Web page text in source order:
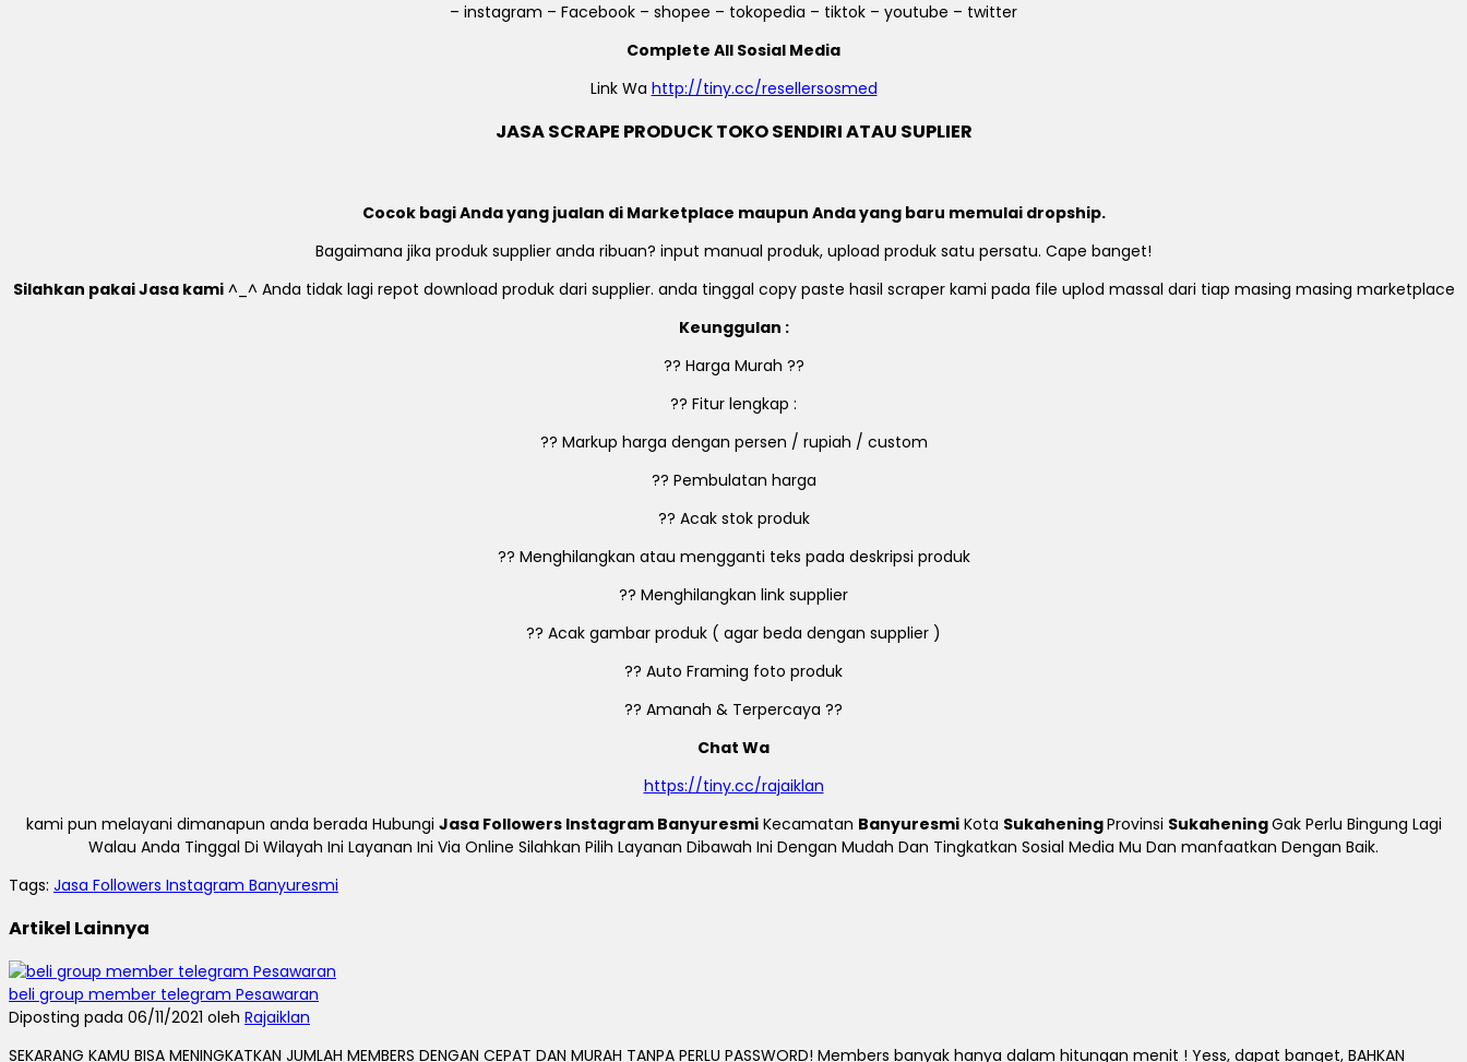
– instagram – Facebook – shopee – tokopedia – tiktok – youtube – twitter
Complete All Sosial Media
Link Wa http://tiny.cc/resellersosmed
JASA SCRAPE PRODUCK TOKO SENDIRI ATAU SUPLIER
Cocok bagi Anda yang jualan di Marketplace maupun Anda yang baru memulai dropship.
Bagaimana jika produk supplier anda ribuan? input manual produk, upload produk satu persatu. Cape banget!
Silahkan pakai Jasa kami^_^ Anda tidak lagi repot download produk dari supplier. anda tinggal copy paste hasil scraper kami pada file uplod massal dari tiap masing masing marketplace
Keunggulan :
?? Harga Murah ??
?? Fitur lengkap :
?? Markup harga dengan persen / rupiah / custom
?? Pembulatan harga
?? Acak stok produk
?? Menghilangkan atau mengganti teks pada deskripsi produk
?? Menghilangkan link supplier
?? Acak gambar produk ( agar beda dengan supplier )
?? Auto Framing foto produk
?? Amanah & Terpercaya ??
Chat Wa
https://tiny.cc/rajaiklan
kami pun melayani dimanapun anda berada Hubungi Jasa Followers Instagram BanyuresmiKecamatan BanyuresmiKota SukaheningProvinsi SukaheningGak Perlu Bingung Lagi
Walau Anda Tinggal Di Wilayah Ini Layanan Ini Via Online Silahkan Pilih Layanan Dibawah Ini Dengan Mudah Dan Tingkatkan Sosial Media Mu Dan manfaatkan Dengan Baik.
Tags: Jasa Followers Instagram Banyuresmi
Artikel Lainnya
beli group member telegram Pesawaran
Diposting pada 06/11/2021 oleh Rajaiklan
SEKARANG KAMU BISA MENINGKATKAN JUMLAH MEMBERS DENGAN CEPAT DAN MURAH TANPA PERLU PASSWORD! Members banyak hanya dalam hitungan menit ! Yess, dapat banget, BAHKAN